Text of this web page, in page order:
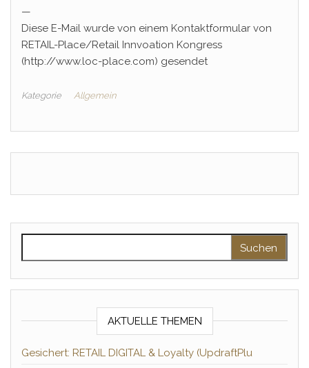
—
Diese E-Mail wurde von einem Kontaktformular von
RETAIL-Place/Retail Innvoation Kongress
(http://www.loc-place.com) gesendet
Kategorie Allgemein
AKTUELLE THEMEN
Gesichert: RETAIL DIGITAL & Loyalty (UpdraftPlu